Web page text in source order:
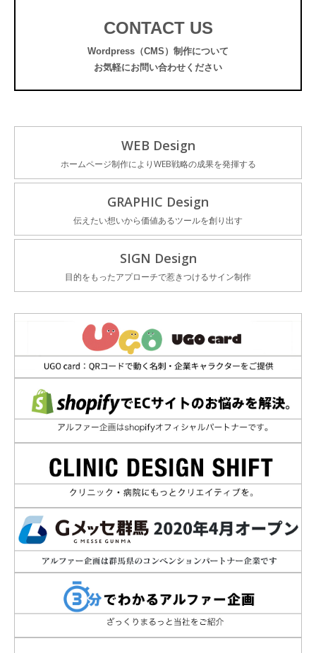
CONTACT US
Wordpress（CMS）制作について
お気軽にお問い合わせください
WEB Design
ホームページ制作によりWEB戦略の成果を発揮する
GRAPHIC Design
伝えたい想いから価値あるツールを創り出す
SIGN Design
目的をもったアプローチで惹きつけるサイン制作